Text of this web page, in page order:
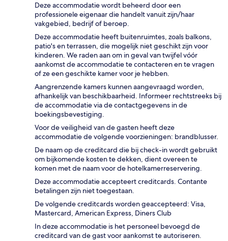
Deze accommodatie wordt beheerd door een
professionele eigenaar die handelt vanuit zijn/haar
vakgebied, bedrijf of beroep.
Deze accommodatie heeft buitenruimtes, zoals balkons,
patio's en terrassen, die mogelijk niet geschikt zijn voor
kinderen. We raden aan om in geval van twijfel vóór
aankomst de accommodatie te contacteren en te vragen
of ze een geschikte kamer voor je hebben.
Aangrenzende kamers kunnen aangevraagd worden,
afhankelijk van beschikbaarheid. Informeer rechtstreeks bij
de accommodatie via de contactgegevens in de
boekingsbevestiging.
Voor de veiligheid van de gasten heeft deze
accommodatie de volgende voorzieningen: brandblusser.
De naam op de creditcard die bij check-in wordt gebruikt
om bijkomende kosten te dekken, dient overeen te
komen met de naam voor de hotelkamerreservering.
Deze accommodatie accepteert creditcards. Contante
betalingen zijn niet toegestaan.
De volgende creditcards worden geaccepteerd: Visa,
Mastercard, American Express, Diners Club
In deze accommodatie is het personeel bevoegd de
creditcard van de gast voor aankomst te autoriseren.